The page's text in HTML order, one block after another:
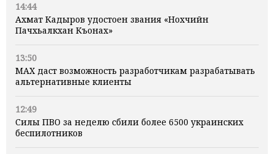
14:44
Ахмат Кадыров удостоен звания «Нохчийн
Пачхьалкхан Къонах»
13:50
MAX даст возможность разработчикам разрабатывать
альтернативные клиенты
12:49
Силы ПВО за неделю сбили более 6500 украинских
беспилотников